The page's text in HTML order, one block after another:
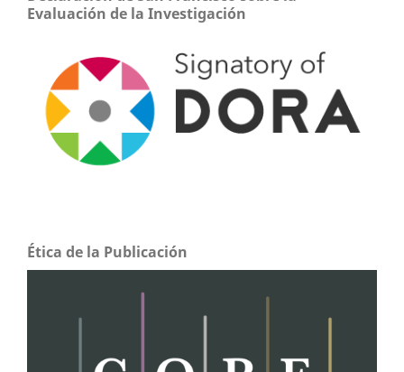
Evaluación de la Investigación
Ética de la Publicación